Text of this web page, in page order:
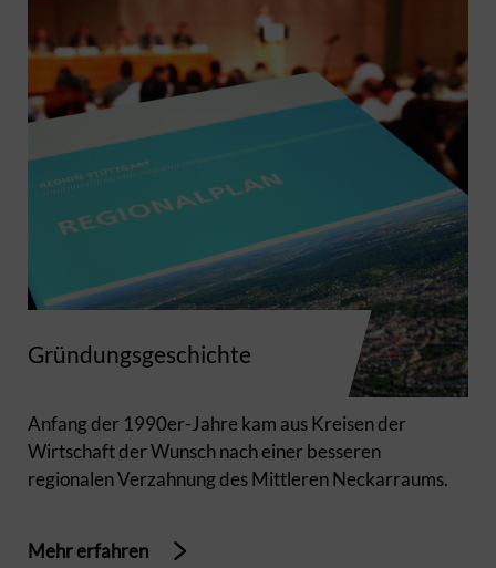
Gründungsgeschichte
Anfang der 1990er-Jahre kam aus Kreisen der
Wirtschaft der Wunsch nach einer besseren
regionalen Verzahnung des Mittleren Neckarraums.
Mehr erfahren